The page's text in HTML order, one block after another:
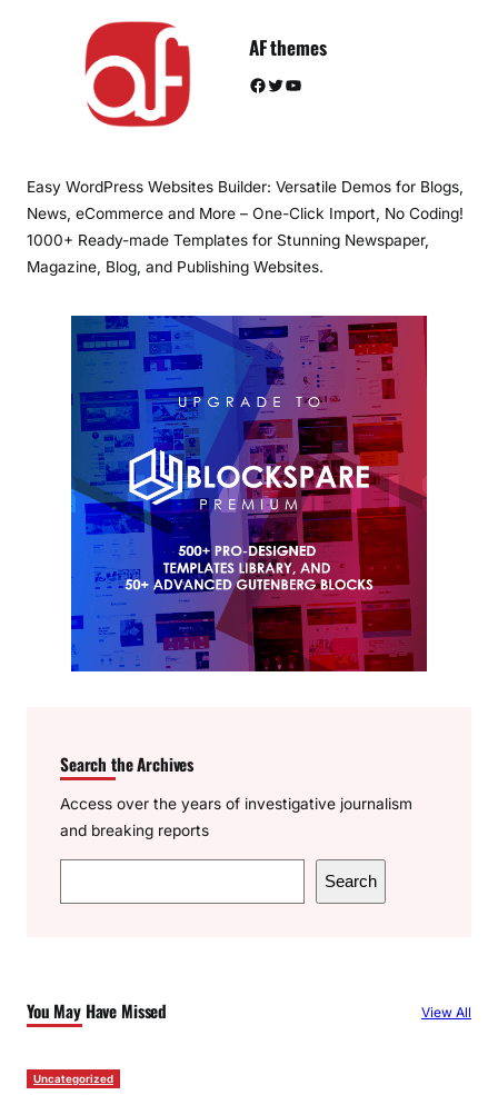
AF themes
Facebook Twitter YouTube
Easy WordPress Websites Builder: Versatile Demos for Blogs,
News, eCommerce and More – One-Click Import, No Coding!
1000+ Ready-made Templates for Stunning Newspaper,
Magazine, Blog, and Publishing Websites.
Search the Archives
Access over the years of investigative journalism
and breaking reports
e
h
Search
You May Have Missed View All
Uncategorized